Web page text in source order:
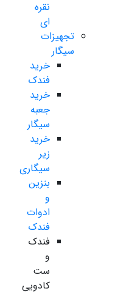
نقره
ای
تجهیزات
سیگار
خرید
فندک
خرید
جعبه
سیگار
خرید
زیر
سیگاری
بنزین
و
ادوات
فندک
فندک
و
ست
کادویی